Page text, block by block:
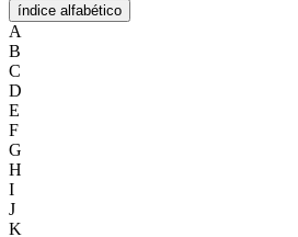
índice alfabético
A
B
C
D
E
F
G
H
I
J
K